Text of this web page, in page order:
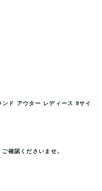
ド アウター レディース 9サイ
確認くださいませ。